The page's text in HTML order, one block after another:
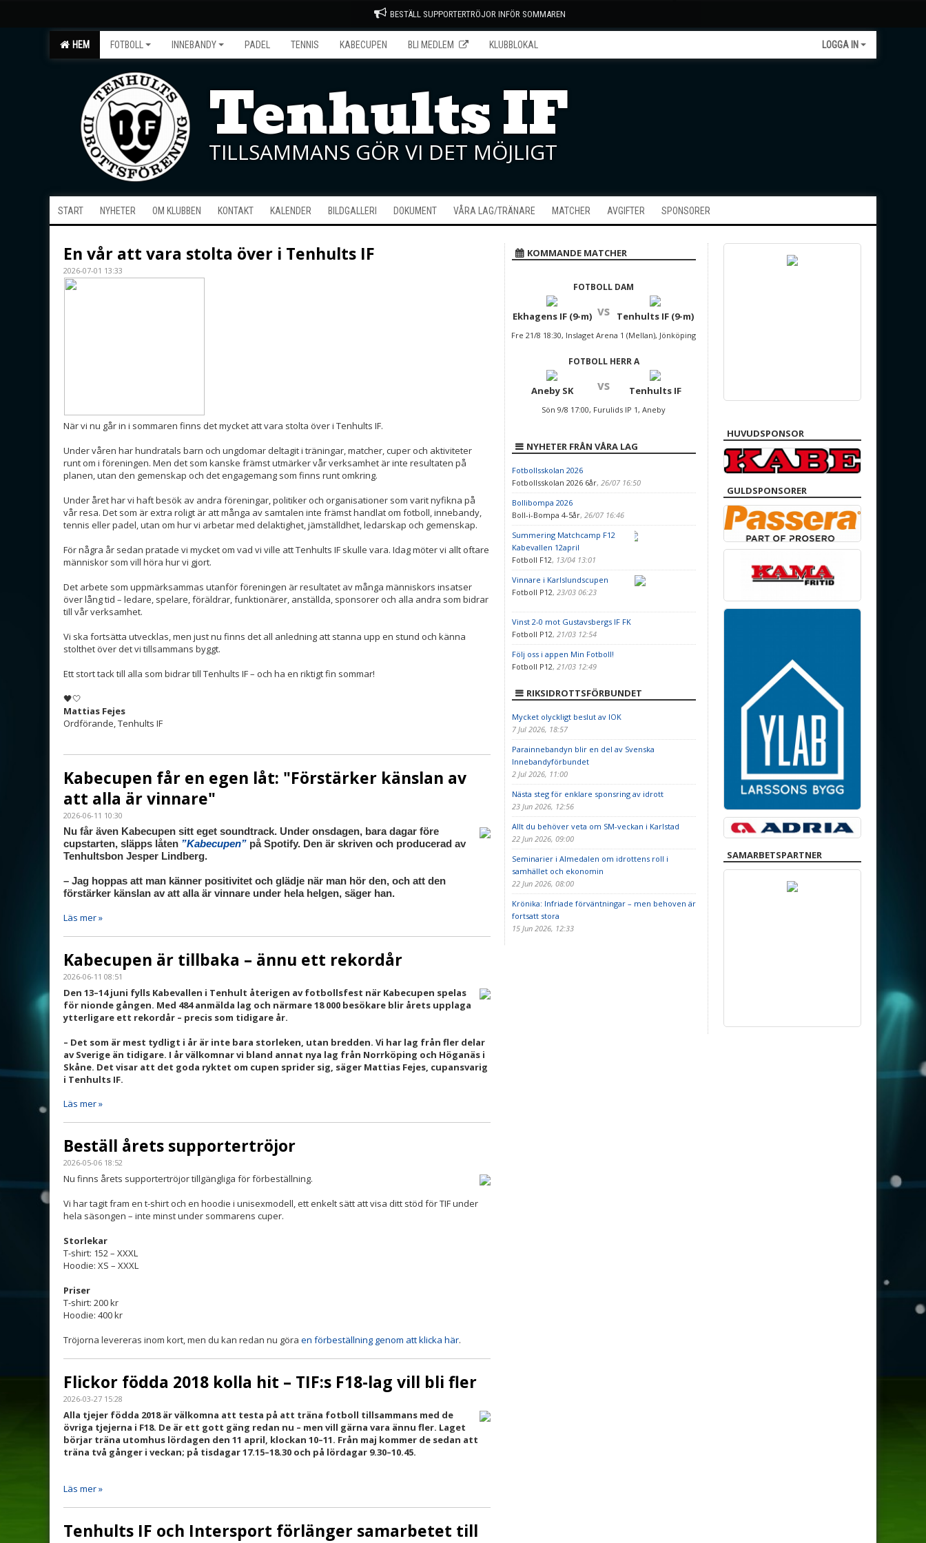
BESTÄLL SUPPORTERTRÖJOR INFÖR SOMMAREN
HEM FOTBOLL INNEBANDY PADEL TENNIS KABECUPEN BLI MEDLEM KLUBBLOKAL LOGGA IN
Tenhults IF
TILLSAMMANS GÖR VI DET MÖJLIGT
START NYHETER OM KLUBBEN KONTAKT KALENDER BILDGALLERI DOKUMENT VÅRA LAG/TRÄNARE MATCHER AVGIFTER SPONSORER
En vår att vara stolta över i Tenhults IF
2026-07-01 13:33
När vi nu går in i sommaren finns det mycket att vara stolta över i Tenhults IF.
Under våren har hundratals barn och ungdomar deltagit i träningar, matcher, cuper och aktiviteter
runt om i föreningen. Men det som kanske främst utmärker vår verksamhet är inte resultaten på
planen, utan den gemenskap och det engagemang som finns runt omkring.
Under året har vi haft besök av andra föreningar, politiker och organisationer som varit nyfikna på
vår resa. Det som är extra roligt är att många av samtalen inte främst handlat om fotboll, innebandy,
tennis eller padel, utan om hur vi arbetar med delaktighet, jämställdhet, ledarskap och gemenskap.
För några år sedan pratade vi mycket om vad vi ville att Tenhults IF skulle vara. Idag möter vi allt oftare
människor som vill höra hur vi gjort.
Det arbete som uppmärksammas utanför föreningen är resultatet av många människors insatser
över lång tid – ledare, spelare, föräldrar, funktionärer, anställda, sponsorer och alla andra som bidrar
till vår verksamhet.
Vi ska fortsätta utvecklas, men just nu finns det all anledning att stanna upp en stund och känna
stolthet över det vi tillsammans byggt.
Ett stort tack till alla som bidrar till Tenhults IF – och ha en riktigt fin sommar!
🖤🤍
Mattias Fejes
Ordförande, Tenhults IF
Kabecupen får en egen låt: "Förstärker känslan av
att alla är vinnare"
2026-06-11 10:30
Nu får även Kabecupen sitt eget soundtrack. Under onsdagen, bara dagar före
cupstarten, släpps låten ”Kabecupen” på Spotify. Den är skriven och producerad av
Tenhultsbon Jesper Lindberg.
– Jag hoppas att man känner positivitet och glädje när man hör den, och att den
förstärker känslan av att alla är vinnare under hela helgen, säger han.
Läs mer »
Kabecupen är tillbaka – ännu ett rekordår
2026-06-11 08:51
Den 13–14 juni fylls Kabevallen i Tenhult återigen av fotbollsfest när Kabecupen spelas
för nionde gången. Med 484 anmälda lag och närmare 18 000 besökare blir årets upplaga
ytterligare ett rekordår – precis som tidigare år.
– Det som är mest tydligt i år är inte bara storleken, utan bredden. Vi har lag från fler delar
av Sverige än tidigare. I år välkomnar vi bland annat nya lag från Norrköping och Höganäs i
Skåne. Det visar att det goda ryktet om cupen sprider sig, säger Mattias Fejes, cupansvarig
i Tenhults IF.
Läs mer »
Beställ årets supportertröjor
2026-05-06 18:52
Nu finns årets supportertröjor tillgängliga för förbeställning.
Vi har tagit fram en t-shirt och en hoodie i unisexmodell, ett enkelt sätt att visa ditt stöd för TIF under
hela säsongen – inte minst under sommarens cuper.
Storlekar
T-shirt: 152 – XXXL
Hoodie: XS – XXXL
Priser
T-shirt: 200 kr
Hoodie: 400 kr
Tröjorna levereras inom kort, men du kan redan nu göra en förbeställning genom att klicka här.
Flickor födda 2018 kolla hit – TIF:s F18-lag vill bli fler
2026-03-27 15:28
Alla tjejer födda 2018 är välkomna att testa på att träna fotboll tillsammans med de
övriga tjejerna i F18. De är ett gott gäng redan nu – men vill gärna vara ännu fler. Laget
börjar ­träna utomhus ­lördagen den 11 april, klockan 10–11. Från maj kommer de sedan att
träna två ­gånger i veckan; på tisdagar 17.15–18.30 och på lördagar 9.30–10.45.
Läs mer »
Tenhults IF och Intersport förlänger samarbetet till
KOMMANDE MATCHER
FOTBOLL DAM
Ekhagens IF (9-m) vs Tenhults IF (9-m)
Fre 21/8 18:30, Inslaget Arena 1 (Mellan), Jönköping
FOTBOLL HERR A
Aneby SK vs Tenhults IF
Sön 9/8 17:00, Furulids IP 1, Aneby
NYHETER FRÅN VÅRA LAG
Fotbollsskolan 2026
Fotbollsskolan 2026 6år, 26/07 16:50
Bollibompa 2026
Boll-i-Bompa 4-5år, 26/07 16:46
Summering Matchcamp F12
Kabevallen 12april
Fotboll F12, 13/04 13:01
Vinnare i Karlslundscupen
Fotboll P12, 23/03 06:23
Vinst 2-0 mot Gustavsbergs IF FK
Fotboll P12, 21/03 12:54
Följ oss i appen Min Fotboll!
Fotboll P12, 21/03 12:49
RIKSIDROTTSFÖRBUNDET
Mycket olyckligt beslut av IOK
7 Jul 2026, 18:57
Parainnebandyn blir en del av Svenska
Innebandyförbundet
2 Jul 2026, 11:00
Nästa steg för enklare sponsring av idrott
23 Jun 2026, 12:56
Allt du behöver veta om SM-veckan i Karlstad
22 Jun 2026, 09:00
Seminarier i Almedalen om idrottens roll i
samhället och ekonomin
22 Jun 2026, 08:00
Krönika: Infriade förväntningar – men behoven är
fortsatt stora
15 Jun 2026, 12:33
HUVUDSPONSOR
GULDSPONSORER
SAMARBETSPARTNER